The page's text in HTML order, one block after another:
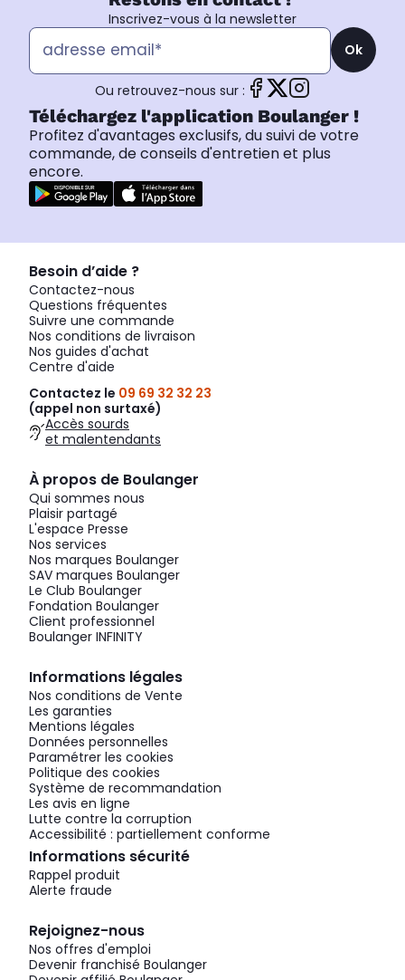
Inscrivez-vous à la newsletter
Ok
Ou retrouvez-nous sur :
Téléchargez l'application Boulanger !
Profitez d'avantages exclusifs, du suivi de votre
commande, de conseils d'entretien et plus
encore.
Besoin d’aide ?
Contactez-nous
Questions fréquentes
Suivre une commande
Nos conditions de livraison
Nos guides d'achat
Centre d'aide
Contactez le 09 69 32 32 23
(appel non surtaxé)
Accès sourds
et malentendants
À propos de Boulanger
Qui sommes nous
Plaisir partagé
L'espace Presse
Nos services
Nos marques Boulanger
SAV marques Boulanger
Le Club Boulanger
Fondation Boulanger
Client professionnel
Boulanger INFINITY
Informations légales
Nos conditions de Vente
Les garanties
Mentions légales
Données personnelles
Paramétrer les cookies
Politique des cookies
Système de recommandation
Les avis en ligne
Lutte contre la corruption
Accessibilité : partiellement conforme
Informations sécurité
Rappel produit
Alerte fraude
Rejoignez-nous
Nos offres d'emploi
Devenir franchisé Boulanger